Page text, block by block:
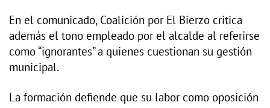
En el comunicado, Coalición por El Bierzo critica
además el tono empleado por el alcalde al referirse
como “ignorantes” a quienes cuestionan su gestión
municipal.
La formación defiende que su labor como oposición